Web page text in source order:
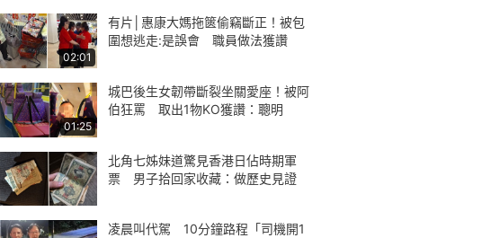
02:01
有片│惠康大媽拖篋偷竊斷正！被包
圍想逃走:是誤會 職員做法獲讚
01:25
城巴後生女韌帶斷裂坐關愛座！被阿
伯狂罵 取出1物KO獲讚：聰明
北角七姊妹道驚見香港日佔時期軍
票 男子拾回家收藏：做歷史見證
凌晨叫代駕 10分鐘路程「司機開1